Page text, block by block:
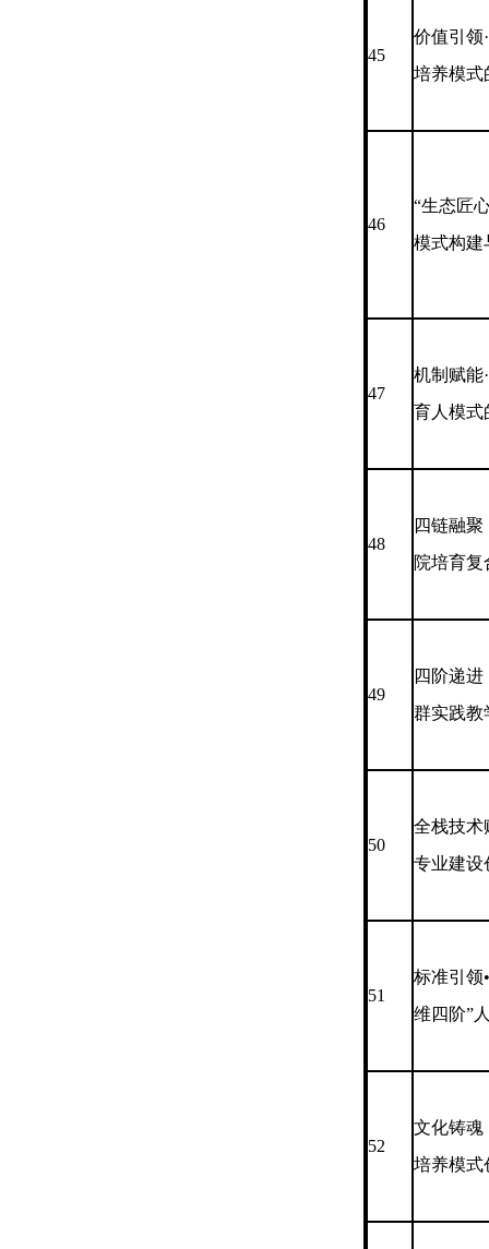
45
价值引领
培养模
46
“生态匠
模式构
47
机制赋能
育人模
48
四链融
院培育
49
四阶递
群实践
50
全栈技术
专业建
51
标准引领
维四阶”
52
文化铸魂
培养模